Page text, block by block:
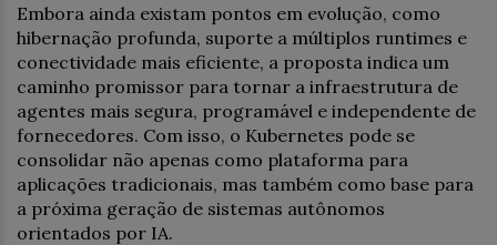
Embora ainda existam pontos em evolução, como
hibernação profunda, suporte a múltiplos runtimes e
conectividade mais eficiente, a proposta indica um
caminho promissor para tornar a infraestrutura de
agentes mais segura, programável e independente de
fornecedores. Com isso, o Kubernetes pode se
consolidar não apenas como plataforma para
aplicações tradicionais, mas também como base para
a próxima geração de sistemas autônomos
orientados por IA.